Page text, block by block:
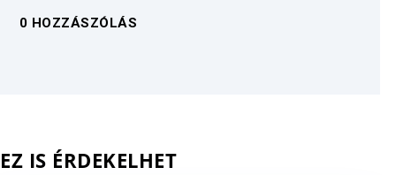
0 HOZZÁSZÓLÁS
EZ IS ÉRDEKELHET